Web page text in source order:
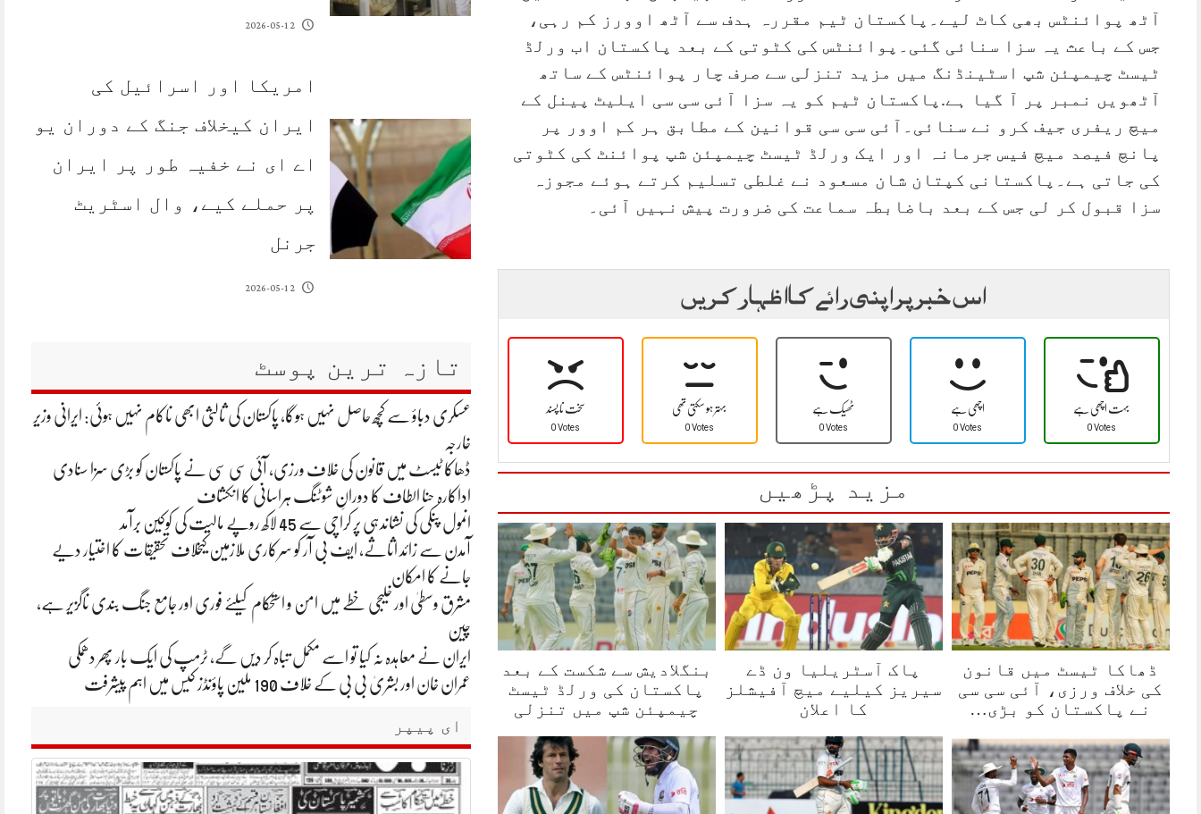
آٹھ پوائنٹس بھی کاٹ لیے۔پاکستان ٹیم مقررہ ہدف سے آٹھ اوورز کم رہی،
جس کے باعث یہ سزا سنائی گئی۔پوائنٹس کی کٹوتی کے بعد پاکستان اب ورلڈ
ٹیسٹ چیمپئن شپ اسٹینڈنگ میں مزید تنزلی سے صرف چار پوائنٹس کے ساتھ
آٹھویں نمبر پر آ گیا ہے.پاکستان ٹیم کو یہ سزا آئی سی سی ایلیٹ پینل کے
میچ ریفری جیف کرو نے سنائی۔آئی سی سی قوانین کے مطابق ہر کم اوور پر
پانچ فیصد میچ فیس جرمانہ اور ایک ورلڈ ٹیسٹ چیمپئن شپ پوائنٹ کی کٹوتی
کی جاتی ہے۔پاکستانی کپتان شان مسعود نے غلطی تسلیم کرتے ہوئے مجوزہ
سزا قبول کر لی جس کے بعد باضابطہ سماعت کی ضرورت پیش نہیں آئی۔
اس خبر پر اپنی رائے کا اظہار کریں
سخت نا پسند
0 Votes
بہتر ہو سکتی تھی
0 Votes
ٹھیک ہے
0 Votes
اچھی ہے
0 Votes
بہت اچھی ہے
0 Votes
مزید پڑھیں
ڈھاکا ٹیسٹ میں قانون
کی خلاف ورزی، آئی سی سی
نے پاکستان کو بڑی…
پاک آسٹریلیا ون ڈے
سیریز کیلیے میچ آفیشلز
کا اعلان
بنگلادیش سے شکست کے بعد
پاکستان کی ورلڈ ٹیسٹ
چیمپئن شپ میں تنزلی
2026-05-12
امریکا اور اسرائیل کی
ایران کیخلاف جنگ کے دوران یو
اے ای نے خفیہ طور پر ایران
پر حملے کیے، وال اسٹریٹ
جرنل
2026-05-12
تازہ ترین پوسٹ
عسکری دباؤ سے کچھ حاصل نہیں ہوگا، پاکستان کی ثالثی ابھی ناکام نہیں ہوئی: ایرانی وزیر
خارجہ
ڈھاکا ٹیسٹ میں قانون کی خلاف ورزی، آئی سی سی نے پاکستان کو بڑی سزا سنادی
اداکارہ حنا الطاف کا دورانِ شوٹنگ ہراسانی کا انکشاف
انمول پنکی کی نشاندہی پر کراچی سے 45 لاکھ روپے مالیت کی کوکین برآمد
آمدن سے زائد اثاثے، ایف بی آر کو سرکاری ملازمین کیخلاف تحقیقات کا اختیار دیے
جانے کا امکان
مشرق وسطیٰ اور خلیجی خطے میں امن و استحکام کیلئے فوری اور جامع جنگ بندی ناگزیر ہے،
چین
ایران نے معاہدہ نہ کیا تو اسے مکمل تباہ کر دیں گے، ٹرمپ کی ایک بار پھر دھمکی
عمران خان اور بشریٰ بی بی کے خلاف 190 ملین پاؤنڈز کیس میں اہم پیشرفت
ای پیپر